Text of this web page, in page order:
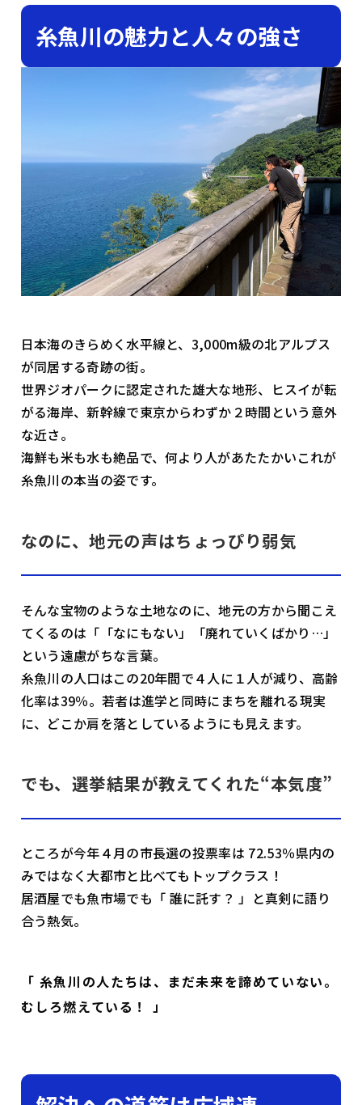
糸魚川の魅力と人々の強さ
日本海のきらめく水平線と、3,000m級の北アルプス
が同居する奇跡の街。
世界ジオパークに認定された雄大な地形、ヒスイが転
がる海岸、新幹線で東京からわずか２時間という意外
な近さ。
海鮮も米も水も絶品で、何より人があたたかい――これが
糸魚川の本当の姿です。
なのに、地元の声はちょっぴり弱気
そんな宝物のような土地なのに、地元の方から聞こえ
てくるのは「「なにもない」「廃れていくばかり…」
という遠慮がちな言葉。
糸魚川の人口はこの20年間で４人に１人が減り、高齢
化率は39％。若者は進学と同時にまちを離れる現実
に、どこか肩を落としているようにも見えます。
でも、選挙結果が教えてくれた“本気度”
ところが今年４月の市長選の投票率は 72.53％――県内の
みではなく大都市と比べてもトップクラス！
居酒屋でも魚市場でも「 誰に託す？ 」と真剣に語り
合う熱気。
「 糸魚川の人たちは、まだ未来を諦めていない。
むしろ燃えている！ 」